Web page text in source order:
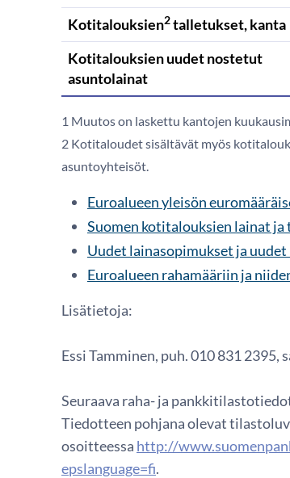
Kotitalouksien2talletukset, kanta
Kotitalouksien uudet nostetut
asuntolainat
1 Muutos on laskettu kantojen
2 Kotitaloudet sisältävät myös
asuntoyhteisöt.
Euroalueen yleisön
Suomen kotitalouksien lainat
Uudet lainasopimukset ja
Euroalueen rahamääriin ja
Lisätietoja:
Essi Tamminen, puh. 010 831
Seuraava raha- ja
Tiedotteen pohjana olevat
osoitteessa http://
epslanguage=fi.